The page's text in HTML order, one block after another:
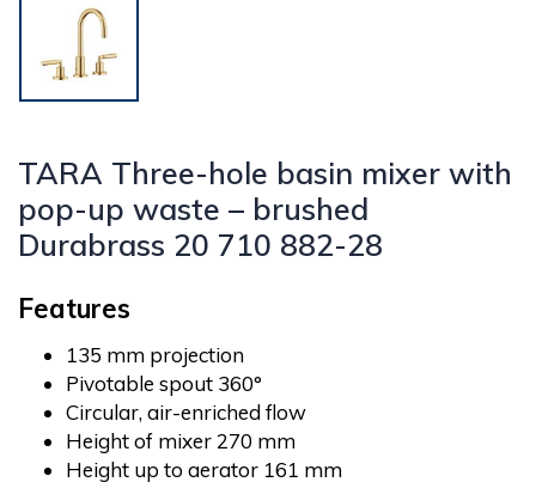
TARA Three-hole basin mixer with
pop-up waste – brushed
Durabrass 20 710 882-28
Features
135 mm projection
Pivotable spout 360°
Circular, air-enriched flow
Height of mixer 270 mm
Height up to aerator 161 mm